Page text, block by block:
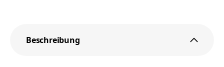
Beschreibung